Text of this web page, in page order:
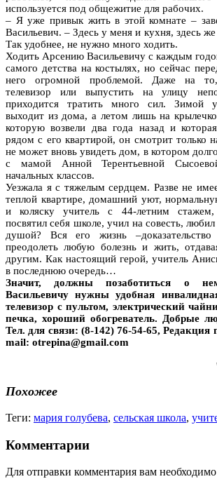
используется под общежитие для рабочих.
– Я уже привык жить в этой комнате –
Васильевич. – Здесь у меня и кухня, здесь
Так удобнее, не нужно много ходить.
Ходить Арсению Васильевичу с каждым
самого детства на костылях, но сейчас
него огромной проблемой. Даже на
телевизор или выпустить на улицу
приходится тратить много сил. Зимой
выходит из дома, а летом лишь на
которую возвели два года назад и
рядом с его квартирой, он смотрит
не может вновь увидеть дом, в котором
с мамой Анной Терентьевной
начальных классов.
Уезжала я с тяжелым сердцем. Разве не
теплой квартире, домашний уют,
и коляску учитель с 44-летним стажем,
посвятил себя школе, учил на совесть,
душой? Вся его жизнь
преодолеть любую болезнь и жить,
другим. Как настоящий герой, учитель
в последнюю очередь…
Значит, должны позаботиться о
Васильевичу нужны удобная
телевизор с пультом, электрический
печка, хороший обогреватель. Добрые
Тел. для связи: (8-142) 76-54-65, Редакция
mail: otrepina@gmail.com
Похожее
Теги: мария голубева, сельская школа,
Комментарии
Для отправки комментария вам необходимо